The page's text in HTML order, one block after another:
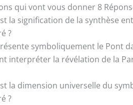
qui vont vous donner 8
la signification de la synthèse
?
symboliquement le Pont
interpréter la révélation de la
la dimension universelle du
?